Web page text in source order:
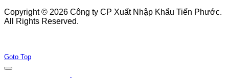
Copyright © 2026 Công ty CP Xuất Nhập Khẩu Tiến Phước.
All Rights Reserved.
Goto Top